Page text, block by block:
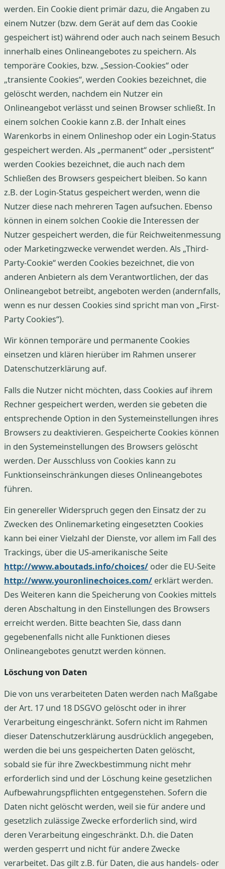
werden. Ein Cookie dient primär dazu, die Angaben zu
einem Nutzer (bzw. dem Gerät auf dem das Cookie
gespeichert ist) während oder auch nach seinem Besuch
innerhalb eines Onlineangebotes zu speichern. Als
temporäre Cookies, bzw. „Session-Cookies“ oder
„transiente Cookies“, werden Cookies bezeichnet, die
gelöscht werden, nachdem ein Nutzer ein
Onlineangebot verlässt und seinen Browser schließt. In
einem solchen Cookie kann z.B. der Inhalt eines
Warenkorbs in einem Onlineshop oder ein Login-Status
gespeichert werden. Als „permanent“ oder „persistent“
werden Cookies bezeichnet, die auch nach dem
Schließen des Browsers gespeichert bleiben. So kann
z.B. der Login-Status gespeichert werden, wenn die
Nutzer diese nach mehreren Tagen aufsuchen. Ebenso
können in einem solchen Cookie die Interessen der
Nutzer gespeichert werden, die für Reichweitenmessung
oder Marketingzwecke verwendet werden. Als „Third-
Party-Cookie“ werden Cookies bezeichnet, die von
anderen Anbietern als dem Verantwortlichen, der das
Onlineangebot betreibt, angeboten werden (andernfalls,
wenn es nur dessen Cookies sind spricht man von „First-
Party Cookies“).
Wir können temporäre und permanente Cookies
einsetzen und klären hierüber im Rahmen unserer
Datenschutzerklärung auf.
Falls die Nutzer nicht möchten, dass Cookies auf ihrem
Rechner gespeichert werden, werden sie gebeten die
entsprechende Option in den Systemeinstellungen ihres
Browsers zu deaktivieren. Gespeicherte Cookies können
in den Systemeinstellungen des Browsers gelöscht
werden. Der Ausschluss von Cookies kann zu
Funktionseinschränkungen dieses Onlineangebotes
führen.
Ein genereller Widerspruch gegen den Einsatz der zu
Zwecken des Onlinemarketing eingesetzten Cookies
kann bei einer Vielzahl der Dienste, vor allem im Fall des
Trackings, über die US-amerikanische Seite
http://www.aboutads.info/choices/ oder die EU-Seite
http://www.youronlinechoices.com/ erklärt werden.
Des Weiteren kann die Speicherung von Cookies mittels
deren Abschaltung in den Einstellungen des Browsers
erreicht werden. Bitte beachten Sie, dass dann
gegebenenfalls nicht alle Funktionen dieses
Onlineangebotes genutzt werden können.
Löschung von Daten
Die von uns verarbeiteten Daten werden nach Maßgabe
der Art. 17 und 18 DSGVO gelöscht oder in ihrer
Verarbeitung eingeschränkt. Sofern nicht im Rahmen
dieser Datenschutzerklärung ausdrücklich angegeben,
werden die bei uns gespeicherten Daten gelöscht,
sobald sie für ihre Zweckbestimmung nicht mehr
erforderlich sind und der Löschung keine gesetzlichen
Aufbewahrungspflichten entgegenstehen. Sofern die
Daten nicht gelöscht werden, weil sie für andere und
gesetzlich zulässige Zwecke erforderlich sind, wird
deren Verarbeitung eingeschränkt. D.h. die Daten
werden gesperrt und nicht für andere Zwecke
verarbeitet. Das gilt z.B. für Daten, die aus handels- oder